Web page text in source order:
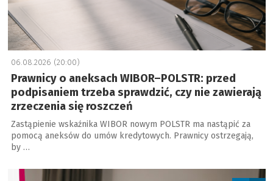
06.08.2026 (20:00)
Prawnicy o aneksach WIBOR–POLSTR: przed
podpisaniem trzeba sprawdzić, czy nie zawierają
zrzeczenia się roszczeń
Zastąpienie wskaźnika WIBOR nowym POLSTR ma nastąpić za
pomocą aneksów do umów kredytowych. Prawnicy ostrzegają,
by …